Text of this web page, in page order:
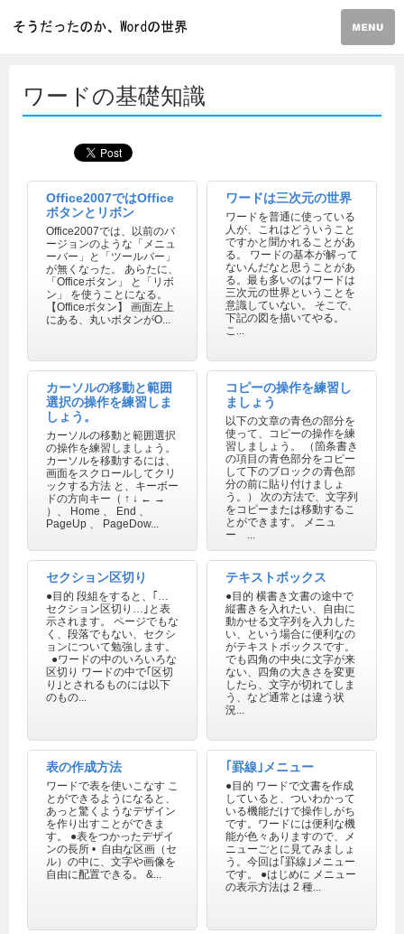
ワードの基礎知識
Office2007ではOffice
ボタンとリボン
Office2007では、以前のバ
ージョンのような「メニュ
ーバー」と「ツールバー」
が無くなった。 あらたに、
「Officeボタン」 と「リボ
ン」 を使うことになる。
【Officeボタン】 画面左上
にある、丸いボタンがO...
ワードは三次元の世界
ワードを普通に使っている
人が、これはどういうこと
ですかと聞かれることがあ
る。 ワードの基本が解って
ないんだなと思うことがあ
る。最も多いのはワードは
三次元の世界ということを
意識していない。 そこで、
下記の図を描いてやる。
こ...
カーソルの移動と範囲
選択の操作を練習しま
しょう。
カーソルの移動と範囲選択
の操作を練習しましょう。
カーソルを移動するには、
画面をスクロールしてクリ
ックする方法 と、キーボー
ドの方向キー（ ↑ ↓ ← →
）、 Home 、 End 、
PageUp 、 PageDow...
コピーの操作を練習し
ましょう
以下の文章の青色の部分を
使って、コピーの操作を練
習しましょう。 （箇条書き
の項目の青色部分をコピー
して下のブロックの青色部
分の前に貼り付けましょ
う。） 次の方法で、文字列
をコピーまたは移動するこ
とができます。 メニュ
ー ...
セクション区切り
●目的 段組をすると、｢…
セクション区切り…｣と表
示されます。 ページでもな
く、段落でもない、セクシ
ョンについて勉強します。
●ワードの中のいろいろな
区切り ワードの中で｢区切
り｣とされるものには以下
のもの...
テキストボックス
●目的 横書き文書の途中で
縦書きを入れたい、自由に
動かせる文字列を入力した
い、という場合に便利なの
がテキストボックスです。
でも四角の中央に文字が来
ない、四角の大きさを変更
したら、文字が切れてしま
う、など通常とは違う状
況...
表の作成方法
ワードで表を使いこなす こ
とができるようになると、
あっと驚くようなデザイン
を作り出すことができま
す。 ●表をつかったデザイ
ンの長所 • 自由な区画（セ
ル）の中に、文字や画像を
自由に配置できる。 &...
｢罫線｣メニュー
●目的 ワードで文書を作成
していると、ついわかって
いる機能だけで操作しがち
です。ワードには便利な機
能が色々ありますので、メ
ニューごとに見てみましょ
う。今回は｢罫線｣メニュー
です。 ●はじめに メニュー
の表示方法は 2 種...